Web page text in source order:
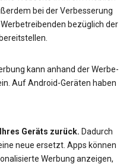
bei der Verbesserung
bezüglich der
kann anhand der Werbe-
Auf Android-Geräten haben
Geräts zurück. Dadurch
neue ersetzt. Apps können
Werbung anzeigen,